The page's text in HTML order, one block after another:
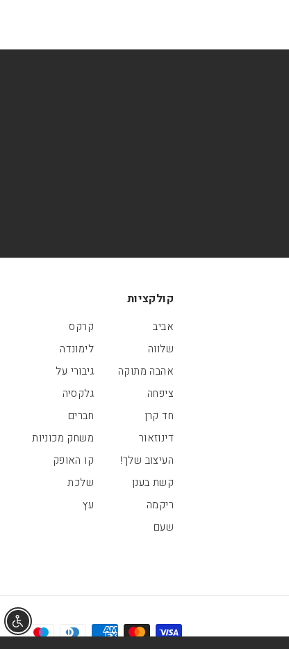
קולקציות
אביב
קרקס
שלווה
לימונדה
אהבה מתוקה
גיבורי על
ציפחה
גלקסיה
חד קרן
חברים
דינוזאור
משחק מכוניות
העיצוב שלך!
קו האופק
קשת בענן
שלכת
ריקמה
עץ
שעם